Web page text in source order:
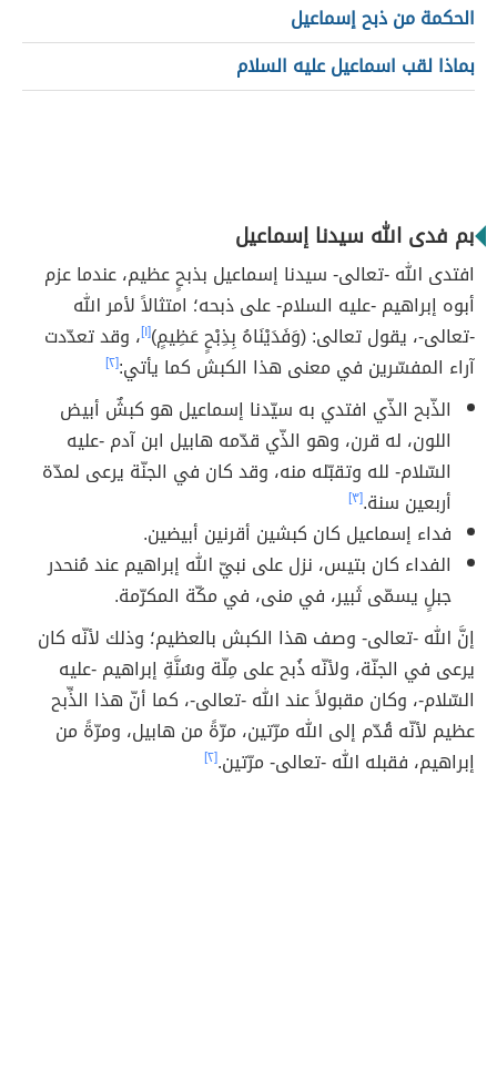
الحكمة من ذبح إسماعيل
بماذا لقب اسماعيل عليه السلام
بم فدى الله سيدنا إسماعيل
افتدى الله -تعالى- سيدنا إسماعيل بذبحٍ عظيم، عندما عزم
أبوه إبراهيم -عليه السلام- على ذبحه؛ امتثالاً لأمر الله
-تعالى-، يقول تعالى: (وَفَدَيْنَاهُ بِذِبْحٍ عَظِيمٍ)[١] ، وقد تعدّدت
آراء المفسّرين في معنى هذا الكبش كما يأتي:[٢]
الذّبح الذّي افتدي به سيّدنا إسماعيل هو كبشٌ أبيض
اللون، له قرن، وهو الذّي قدّمه هابيل ابن آدم -عليه
السّلام- لله وتقبّله منه، وقد كان في الجنّة يرعى لمدّة
أربعين سنة.[٣]
فداء إسماعيل كان كبشين أقرنين أبيضين.
الفداء كان بتيس، نزل على نبيّ الله إبراهيم عند مُنحدر
جبلٍ يسمّى ثَبير، في منى، في مكّة المكرّمة.
إنَّ الله -تعالى- وصف هذا الكبش بالعظيم؛ وذلك لأنّه كان
يرعى في الجنّة، ولأنّه ذُبح على مِلّة وسُنَّةِ إبراهيم -عليه
السّلام-، وكان مقبولاً عند الله -تعالى-، كما أنّ هذا الذِّبح
عظيم لأنّه قُدّم إلى الله مرّتين، مرّةً من هابيل، ومرّةً من
إبراهيم، فقبله الله -تعالى- مرّتين.[٢]